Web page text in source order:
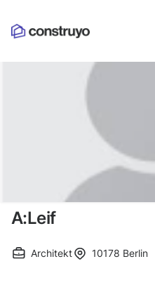
A:Leif
Architekt 10178 Berlin